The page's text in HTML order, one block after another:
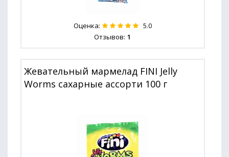
Оценка: 5.0
Отзывов: 1
Жевательный мармелад FINI Jelly
Worms сахарные ассорти 100 г